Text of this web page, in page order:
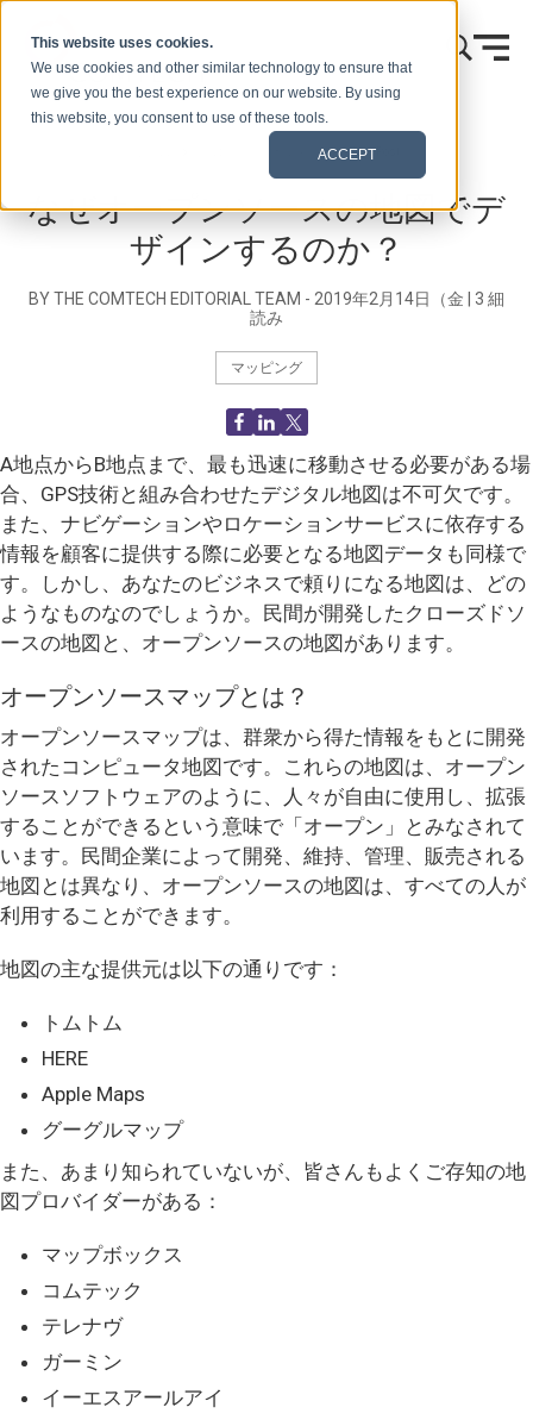
This website uses cookies.
We use cookies and other similar technology to ensure that
we give you the best experience on our website. By using
this website, you consent to use of these tools.
ACCEPT
Blog Post
なぜオープンソースの地図でデ
ザインするのか？
BY THE COMTECH EDITORIAL TEAM - 2019年2月14日（金 3 細
読み
マッピング
A地点からB地点まで、最も迅速に移動させる必要がある場
合、GPS技術と組み合わせたデジタル地図は不可欠です。
また、ナビゲーションやロケーションサービスに依存する
情報を顧客に提供する際に必要となる地図データも同様で
す。しかし、あなたのビジネスで頼りになる地図は、どの
ようなものなのでしょうか。民間が開発したクローズドソ
ースの地図と、オープンソースの地図があります。
オープンソースマップとは？
オープンソースマップは、群衆から得た情報をもとに開発
されたコンピュータ地図です。これらの地図は、オープン
ソースソフトウェアのように、人々が自由に使用し、拡張
することができるという意味で「オープン」とみなされて
います。民間企業によって開発、維持、管理、販売される
地図とは異なり、オープンソースの地図は、すべての人が
利用することができます。
地図の主な提供元は以下の通りです：
トムトム
HERE
Apple Maps
グーグルマップ
また、あまり知られていないが、皆さんもよくご存知の地
図プロバイダーがある：
マップボックス
コムテック
テレナヴ
ガーミン
イーエスアールアイ